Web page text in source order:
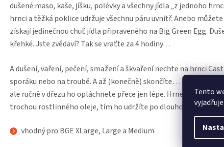
Tento
dušené maso, kaše, jíšku, polévky a všechny jídla „z jednoho
hrnci a těžká poklice udržuje všechnu páru uvnitř. Anebo
získají jedinečnou chuť jídla připraveného na Big Green Egg.
křehké. Jste zvědaví? Tak se vraťte za 4 hodiny…
A dušení, vaření, pečení, smažení a škvaření nechte na hrnci
sporáku nebo na troubě. A až (konečně) skončíte… můžete
ale ručně v dřezu ho opláchnete přece jen lépe. Hrnec Duch
trochou rostlinného oleje, tím ho udržíte po dlouhou dobu v
vhodný pro BGE XLarge, Large a Medium